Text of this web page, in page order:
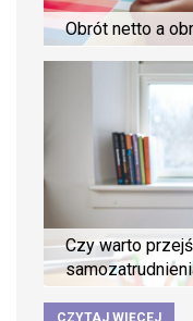
Obrót netto a
Czy warto
CZYTAJ WIĘCEJ